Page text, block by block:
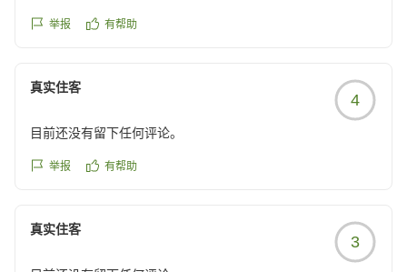
举报 有帮助
真实住客
4
目前还没有留下任何评论。
举报 有帮助
真实住客
3